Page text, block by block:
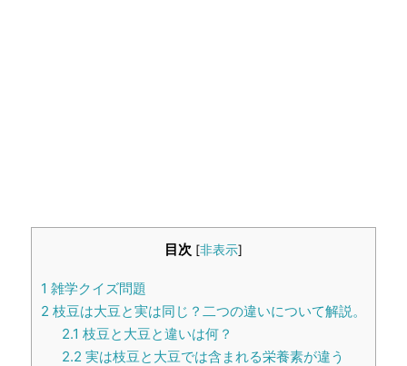
目次 [非表示]
1 雑学クイズ問題
2 枝豆は大豆と実は同じ？二つの違いについて解説。
2.1 枝豆と大豆と違いは何？
2.2 実は枝豆と大豆では含まれる栄養素が違う